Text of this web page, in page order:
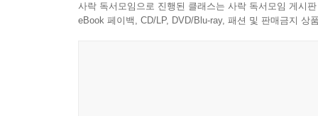
사락 독서모임으로 진행된 클래스는 사락 독서모임 게시
eBook 페이백, CD/LP, DVD/Blu-ray, 패션 및 판매금지 상